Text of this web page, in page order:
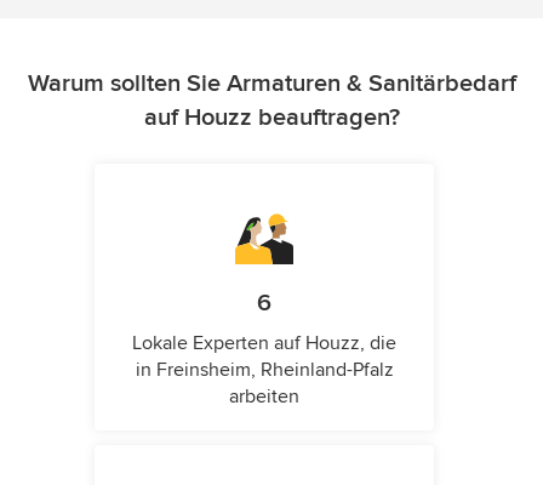
Warum sollten Sie Armaturen & Sanitärbedarf
auf Houzz beauftragen?
6
Lokale Experten auf Houzz, die
in Freinsheim, Rheinland-Pfalz
arbeiten